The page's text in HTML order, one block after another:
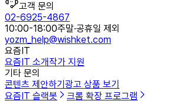
고객 문의
02-6925-4867
10:00-18:00주말·공휴일 제외
yozm_help@wishket.com
요즘IT
요즘IT 소개작가 지원
기타 문의
콘텐츠 제안하기 광고 상품 보기
요즘IT 슬랙봇
크롬 확장 프로그램